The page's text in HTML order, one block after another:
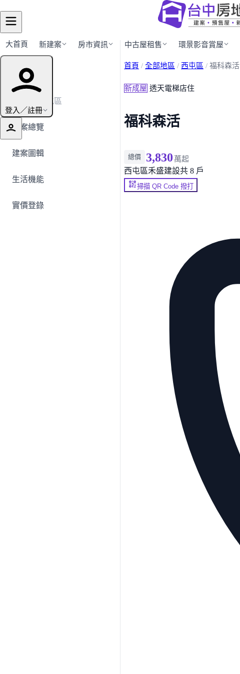
大首頁 新建案 房市資訊 中古屋租售 環景影音賞屋
登入／註冊
建案導覽
← 返回西屯區
建案總覽
建案圖輯
生活機能
實價登錄
首頁 / 全部地區 / 西屯區 / 福科森活
新成屋 透天電梯店住
福科森活
總價 3,830 萬起
西屯區禾盛建設共 8 戶
掃描 QR Code 撥打